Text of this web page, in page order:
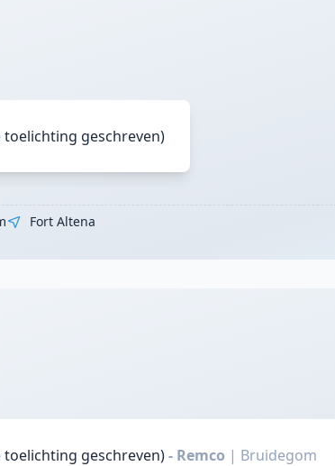
geschreven)
Fort Altena
geschreven)- Remco | Bruidegom